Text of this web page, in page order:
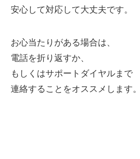
安心して対応して大丈夫です。
お心当たりがある場合は、
電話を折り返すか、
もしくはサポートダイヤルまで
連絡することをオススメします。